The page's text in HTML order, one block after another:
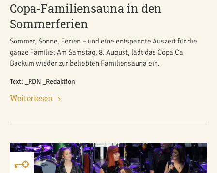
Copa-Familiensauna in den
Sommerferien
Sommer, Sonne, Ferien – und eine entspannte Auszeit für die
ganze Familie: Am Samstag, 8. August, lädt das Copa Ca
Backum wieder zur beliebten Familiensauna ein.
Text: _RDN _Redaktion
Weiterlesen